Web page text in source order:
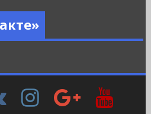
Контакте
InstagramGoogle
Plus